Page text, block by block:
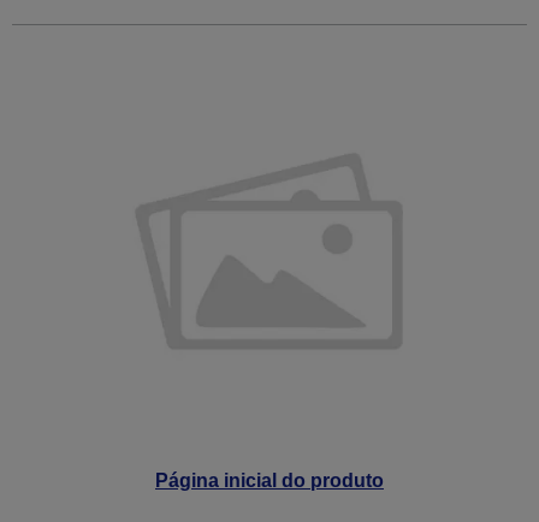
Página inicial do produto